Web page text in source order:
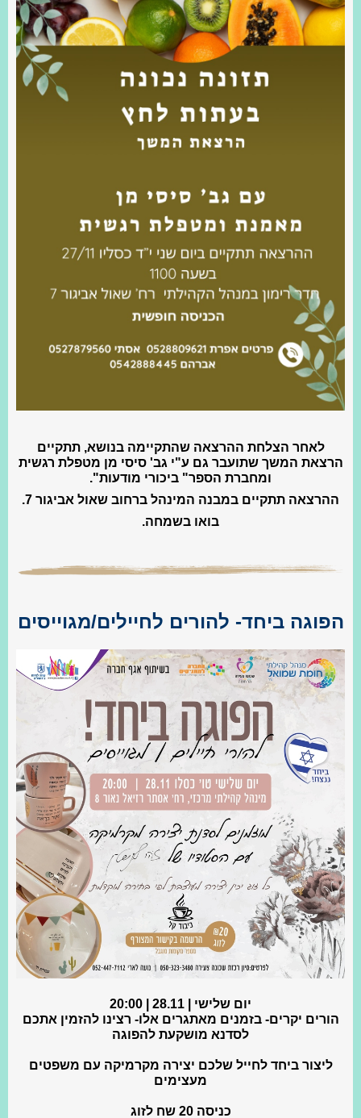
לאחר הצלחת ההרצאה שהתקיימה בנושא, תתקיים
הרצאת המשך שתועבר גם ע"י גב' סיסי מן מטפלת רגשית
ומחברת הספר" ביכורי מודעות".
ההרצאה תתקיים במבנה המינהל ברחוב שאול אביגור 7.
בואו בשמחה.
הפוגה ביחד- להורים לחיילים/מגוייסים
יום שלישי | 28.11 | 20:00
הורים יקרים- בזמנים מאתגרים אלו- רצינו להזמין אתכם
לסדנא מושקעת להפוגה
ליצור ביחד לחייל שלכם יצירה מקרמיקה עם משפטים
מעצימים
כניסה 20 שח לזוג